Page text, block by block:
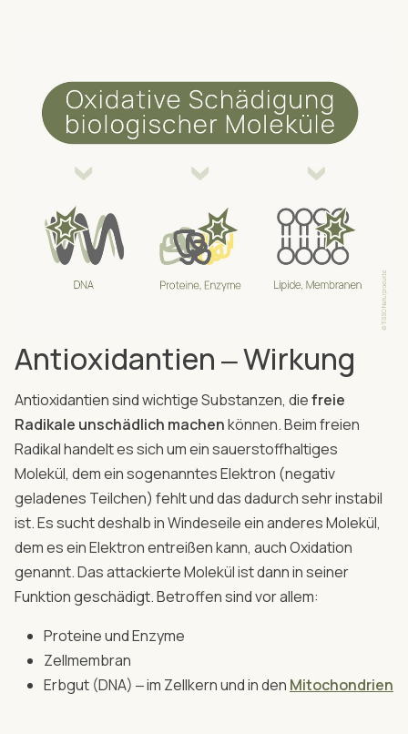
Antioxidantien ‒ Wirkung
Antioxidantien sind wichtige Substanzen, diefreie
Radikale unschädlich machenkönnen. Beim freien
Radikal handelt es sich um ein sauerstoffhaltiges
Molekül, dem ein sogenanntes Elektron (negativ
geladenes Teilchen) fehlt und das dadurch sehr instabil
ist. Es sucht deshalb in Windeseile ein anderes Molekül,
dem es ein Elektron entreißen kann, auch Oxidation
genannt. Das attackierte Molekül ist dann in seiner
Funktion geschädigt. Betroffen sind vor allem:
Proteine und Enzyme
Zellmembran
Erbgut (DNA) ‒ im Zellkern und in den Mitochondrien